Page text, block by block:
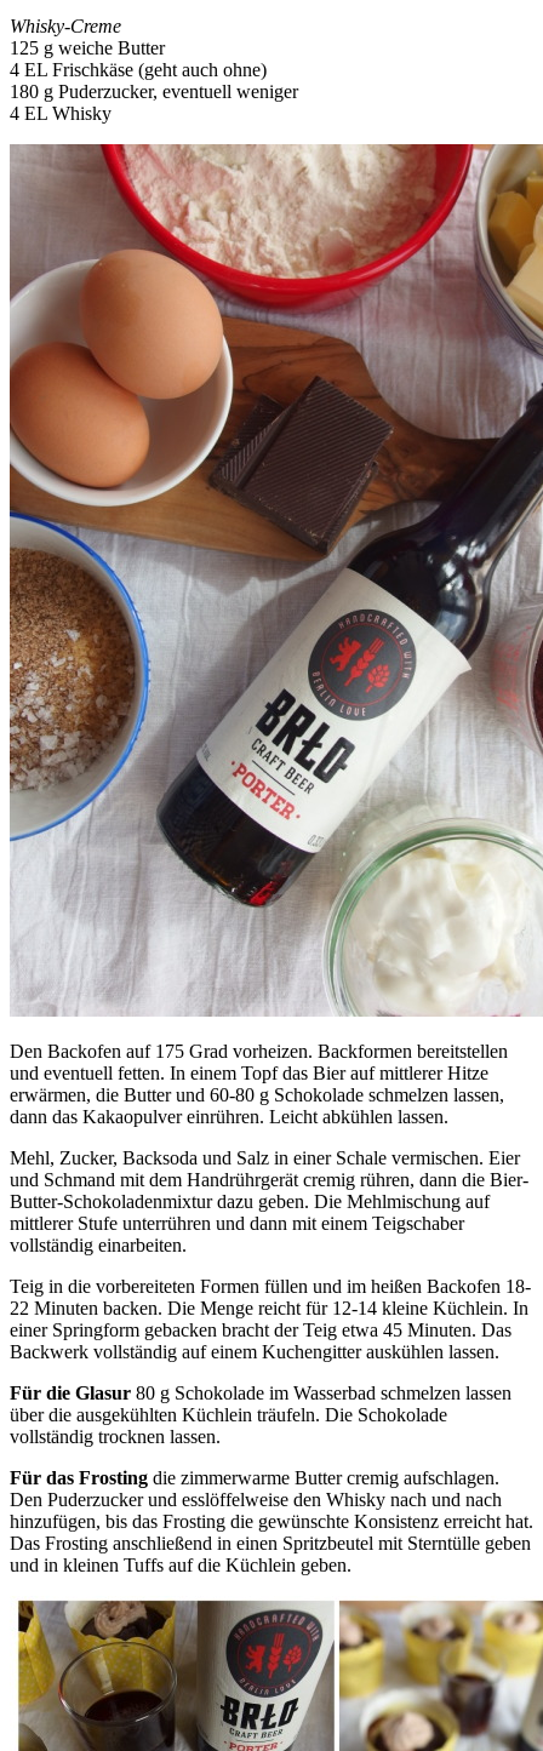
Whisky-Creme
125 g weiche Butter
4 EL Frischkäse (geht auch ohne)
180 g Puderzucker, eventuell weniger
4 EL Whisky
Den Backofen auf 175 Grad vorheizen. Backformen bereitstellen
und eventuell fetten. In einem Topf das Bier auf mittlerer Hitze
erwärmen, die Butter und 60-80 g Schokolade schmelzen lassen,
dann das Kakaopulver einrühren. Leicht abkühlen lassen.
Mehl, Zucker, Backsoda und Salz in einer Schale vermischen. Eier
und Schmand mit dem Handrührgerät cremig rühren, dann die Bier-
Butter-Schokoladenmixtur dazu geben. Die Mehlmischung auf
mittlerer Stufe unterrühren und dann mit einem Teigschaber
vollständig einarbeiten.
Teig in die vorbereiteten Formen füllen und im heißen Backofen 18-
22 Minuten backen. Die Menge reicht für 12-14 kleine Küchlein. In
einer Springform gebacken bracht der Teig etwa 45 Minuten. Das
Backwerk vollständig auf einem Kuchengitter auskühlen lassen.
Für die Glasur 80 g Schokolade im Wasserbad schmelzen lassen
über die ausgekühlten Küchlein träufeln. Die Schokolade
vollständig trocknen lassen.
Für das Frosting die zimmerwarme Butter cremig aufschlagen.
Den Puderzucker und esslöffelweise den Whisky nach und nach
hinzufügen, bis das Frosting die gewünschte Konsistenz erreicht hat.
Das Frosting anschließend in einen Spritzbeutel mit Sterntülle geben
und in kleinen Tuffs auf die Küchlein geben.